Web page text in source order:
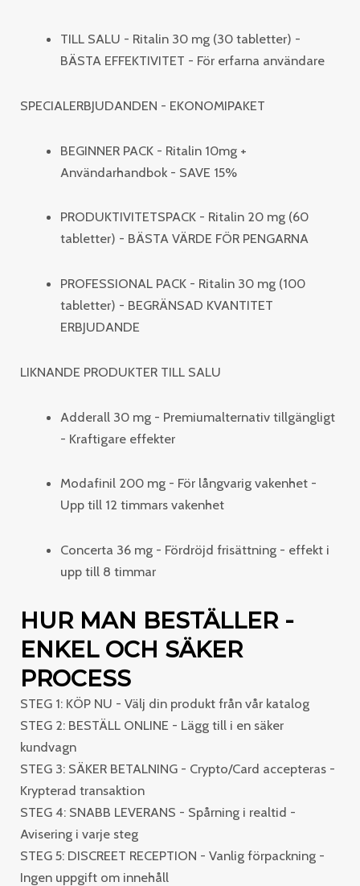
TILL SALU - Ritalin 30 mg (30 tabletter) -
BÄSTA EFFEKTIVITET - För erfarna användare
SPECIALERBJUDANDEN - EKONOMIPAKET
BEGINNER PACK - Ritalin 10mg +
Användarhandbok - SAVE 15%
PRODUKTIVITETSPACK - Ritalin 20 mg (60
tabletter) - BÄSTA VÄRDE FÖR PENGARNA
PROFESSIONAL PACK - Ritalin 30 mg (100
tabletter) - BEGRÄNSAD KVANTITET
ERBJUDANDE
LIKNANDE PRODUKTER TILL SALU
Adderall 30 mg - Premiumalternativ tillgängligt
- Kraftigare effekter
Modafinil 200 mg - För långvarig vakenhet -
Upp till 12 timmars vakenhet
Concerta 36 mg - Fördröjd frisättning - effekt i
upp till 8 timmar
HUR MAN BESTÄLLER -
ENKEL OCH SÄKER
PROCESS
STEG 1: KÖP NU - Välj din produkt från vår katalog
STEG 2: BESTÄLL ONLINE - Lägg till i en säker
kundvagn
STEG 3: SÄKER BETALNING - Crypto/Card accepteras -
Krypterad transaktion
STEG 4: SNABB LEVERANS - Spårning i realtid -
Avisering i varje steg
STEG 5: DISCREET RECEPTION - Vanlig förpackning -
Ingen uppgift om innehåll